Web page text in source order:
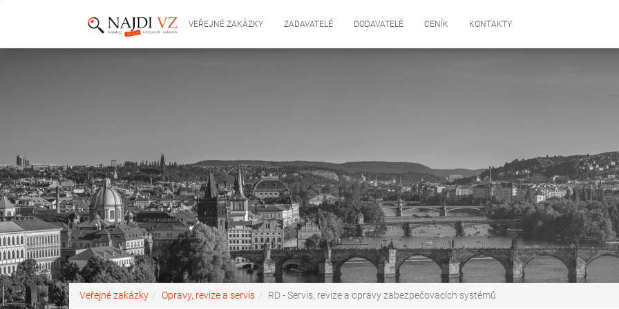
VEŘEJNÉ ZAKÁZKY ZADAVATELÉ DODAVATELÉ CENÍK KONTAKTY
Veřejné zakázky Opravy, revize a servis RD - Servis, revize a opravy zabezpečovacích systémů